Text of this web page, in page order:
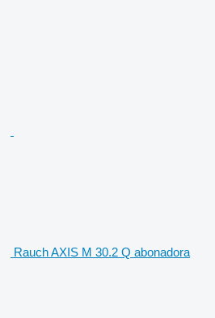
Rauch AXIS M 30.2 Q abonadora